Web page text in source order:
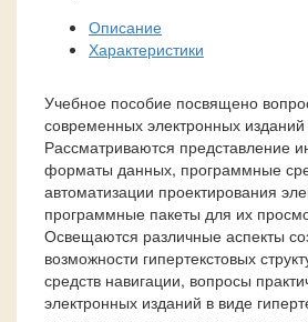
Описание
Характеристики
Учебное пособие посвящено
современных электронных изданий
Рассматриваются представление
форматы данных, программные
автоматизации проектирования
программные пакеты для их
Освещаются различные аспекты
возможности гипертекстовых
средств навигации, вопросы
электронных изданий в виде